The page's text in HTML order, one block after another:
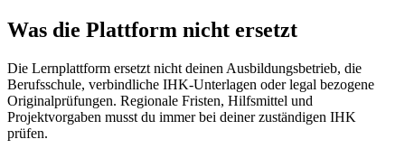
Was die Plattform nicht ersetzt
Die Lernplattform ersetzt nicht deinen Ausbildungsbetrieb, die
Berufsschule, verbindliche IHK-Unterlagen oder legal bezogene
Originalprüfungen. Regionale Fristen, Hilfsmittel und
Projektvorgaben musst du immer bei deiner zuständigen IHK
prüfen.